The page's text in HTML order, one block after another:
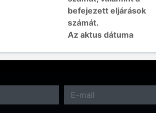
befejezett eljárások
számát.
Az aktus dátuma